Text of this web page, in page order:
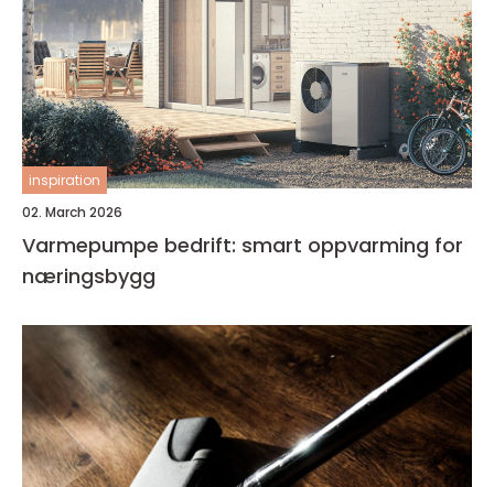
inspiration
02. March 2026
Varmepumpe bedrift: smart oppvarming for
næringsbygg